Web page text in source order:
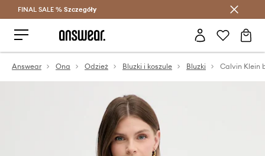
Oszczędzaj z Answear Club >
FINAL SALE % Szczegóły
Answear Ona Odzież Bluzki i koszule Bluzki Calvin Klein